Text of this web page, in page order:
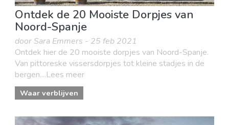
Ontdek de 20 Mooiste Dorpjes van
Noord-Spanje
door Sara Emmers - 25 feb 2021
Ontdek hier de 20 mooiste dorpjes van Noord-Spanje.
Van pittoreske vissersdorpjes tot kleine stadjes in de
bergen....Lees meer
Waar verblijven